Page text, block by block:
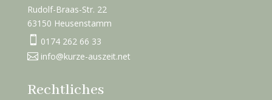
Rudolf-Braas-Str. 22
63150 Heusenstamm
 0174 262 66 33
 info@kurze-auszeit.net
Rechtliches